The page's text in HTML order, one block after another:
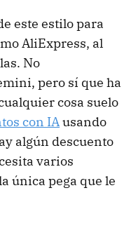
este estilo para
AliExpress, al
No
pero sí que ha
cosa suelo
con IAusando
algún descuento
varios
única pega que le